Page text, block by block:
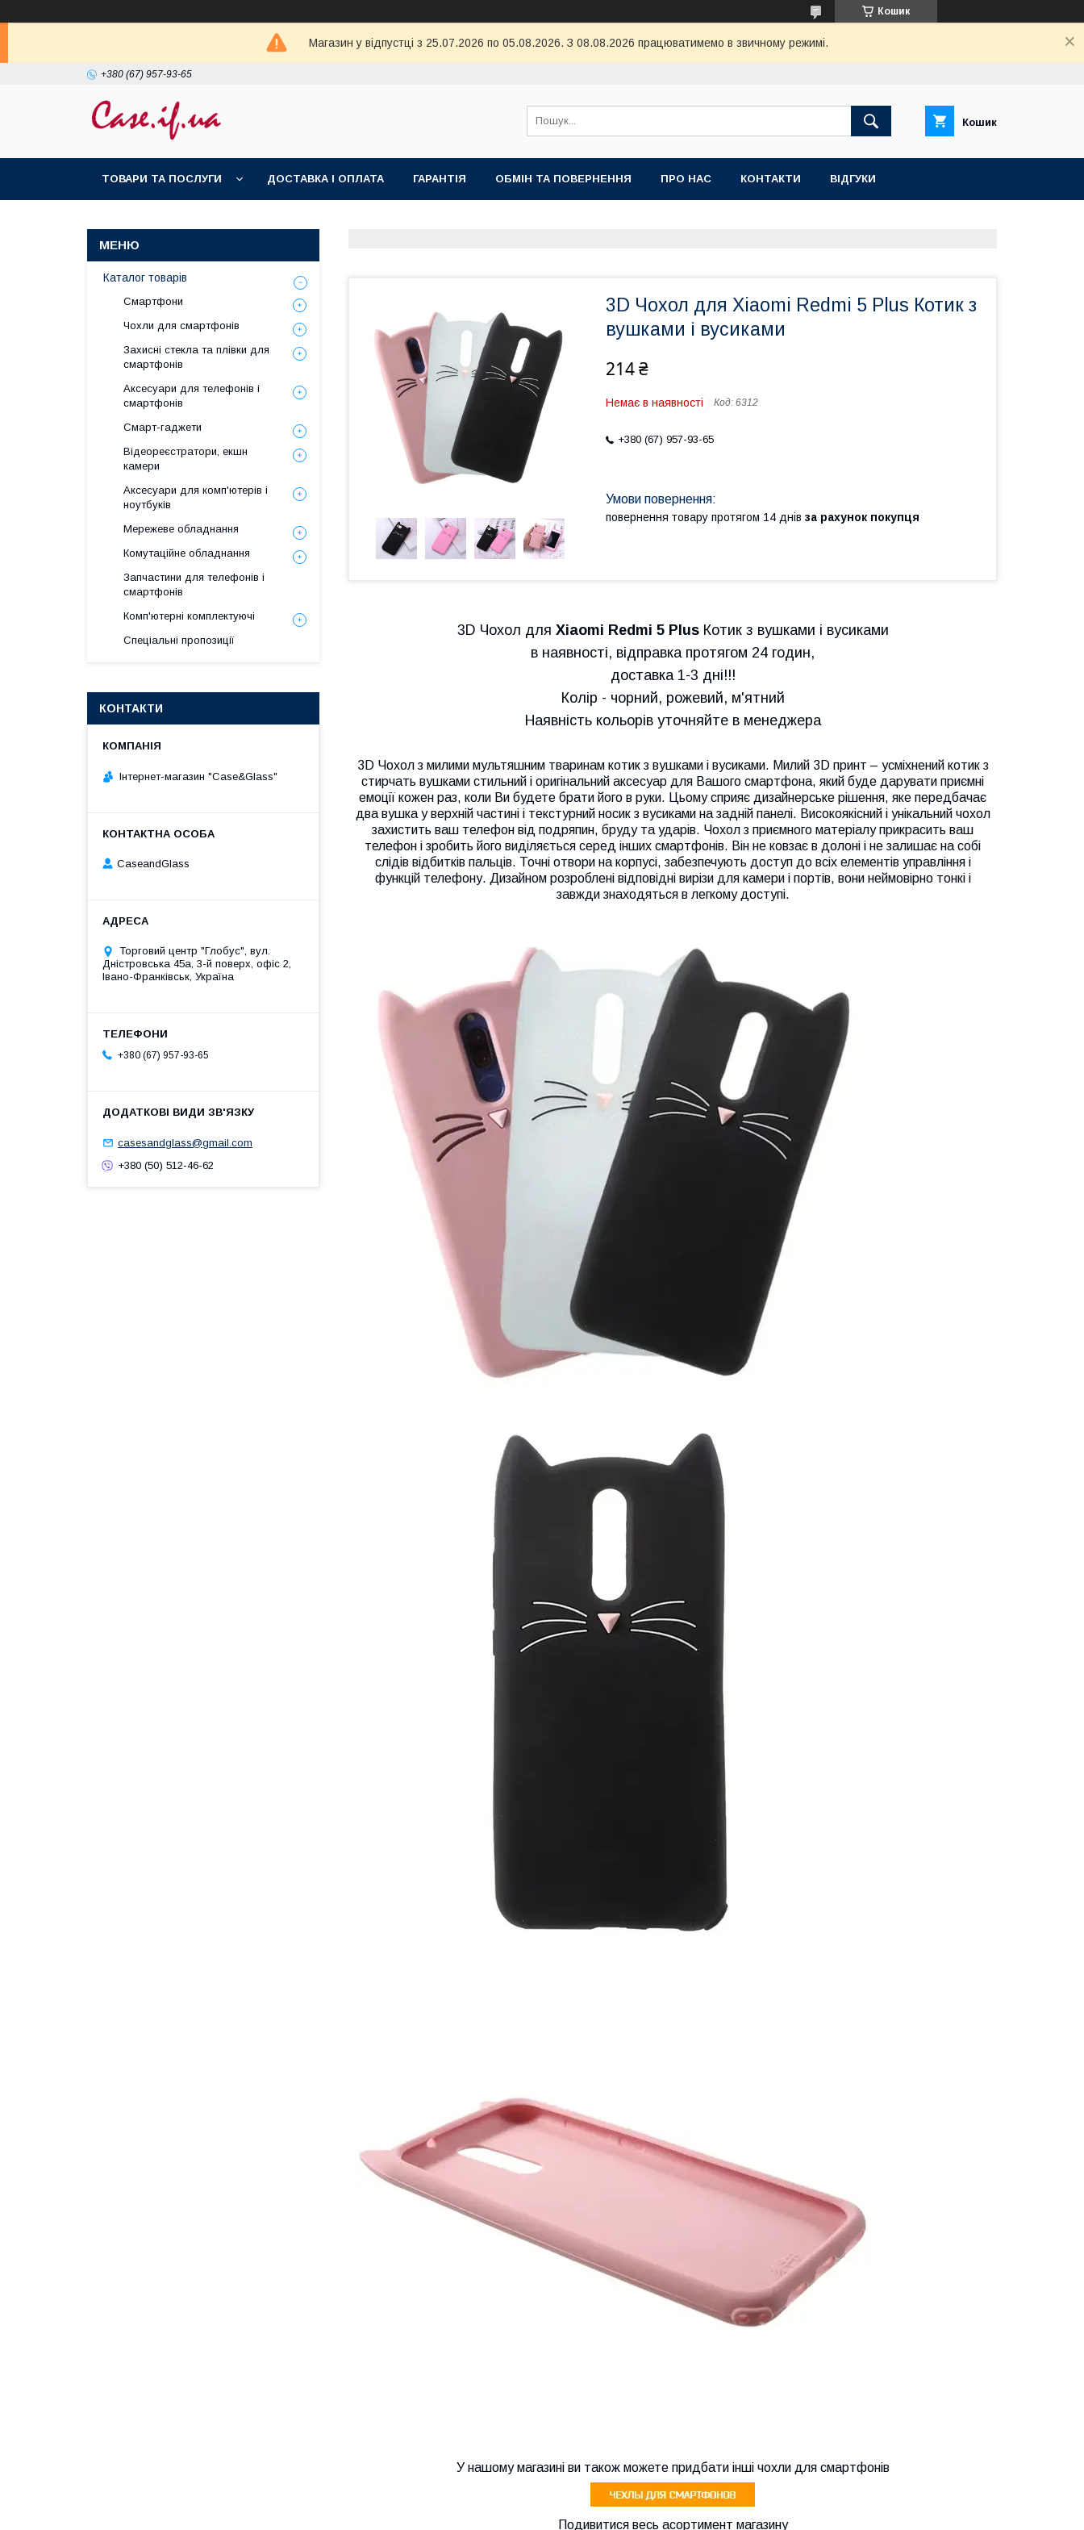
Кошик
Магазин у відпустці з 25.07.2026 по 05.08.2026. З 08.08.2026 працюватимемо в звичному режимі.
+380 (67) 957-93-65
Кошик
ТОВАРИ ТА ПОСЛУГИ ДОСТАВКА І ОПЛАТА ГАРАНТІЯ ОБМІН ТА ПОВЕРНЕННЯ ПРО НАС КОНТАКТИ ВІДГУКИ
3D Чохол для Xiaomi Redmi 5 Plus Котик з
вушками і вусиками
214 ₴
Немає в наявності Код: 6312
+380 (67) 957-93-65
повернення товару протягом 14 днів за рахунок покупця
3D Чохол для Xiaomi Redmi 5 PlusКотик з вушками і вусиками
в наявності, відправка протягом 24 годин,
доставка 1-3 дні!!!
Колір - чорний, рожевий, м'ятний
Наявність кольорів уточняйте в менеджера
3D Чохол з милими мультяшним тваринам котик з вушками і вусиками. Милий 3D принт – усміхнений котик з
стирчать вушками стильний і оригінальний аксесуар для Вашого смартфона, який буде дарувати приємні
емоції кожен раз, коли Ви будете брати його в руки. Цьому сприяє дизайнерське рішення, яке передбачає
два вушка у верхній частині і текстурний носик з вусиками на задній панелі. Високоякісний і унікальний чохол
захистить ваш телефон від подряпин, бруду та ударів. Чохол з приємного матеріалу прикрасить ваш
телефон і зробить його виділяється серед інших смартфонів. Він не ковзає в долоні і не залишає на собі
слідів відбитків пальців. Точні отвори на корпусі, забезпечують доступ до всіх елементів управління і
функцій телефону. Дизайном розроблені відповідні вирізи для камери і портів, вони неймовірно тонкі і
завжди знаходяться в легкому доступі.
У нашому магазині ви також можете придбати інші чохли для смартфонів
Подивитися весь асортимент магазину
Каталог товарів
Смартфони
Чохли для смартфонів
Захисні стекла та плівки для
смартфонів
Аксесуари для телефонів і
смартфонів
Смарт-гаджети
Відеореєстратори, екшн
камери
Аксесуари для комп'ютерів і
ноутбуків
Мережеве обладнання
Комутаційне обладнання
Запчастини для телефонів і
смартфонів
Комп'ютерні комплектуючі
Спеціальні пропозиції
КОНТАКТИ
Інтернет-магазин "Case&Glass"
CaseandGlass
Торговий центр "Глобус", вул.
Дністровська 45а, 3-й поверх, офіс 2,
Івано-Франківськ, Україна
+380 (67) 957-93-65
casesandglass@gmail.com
+380 (50) 512-46-62